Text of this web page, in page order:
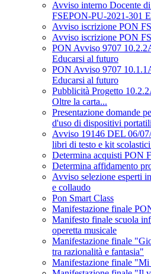
Avviso interno Docente
FSEPON-PU-2021-301
Avviso iscrizione PON
Avviso iscrizione PON
PON Avviso 9707
Educarsi al futuro
PON Avviso 9707
Educarsi al futuro
Pubblicità Progetto
Oltre la carta...
Presentazione domande
d'uso di dispositivi
Avviso 19146 DEL 06/
libri di testo e kit
Determina acquisti PON
Determina affidamento
Avviso selezione esperti
e collaudo
Pon Smart Class
Manifestazione finale
Manifesto finale scuola
operetta musicale
Manifestazione finale
tra razionalità e fantasia"
Manifestazione finale